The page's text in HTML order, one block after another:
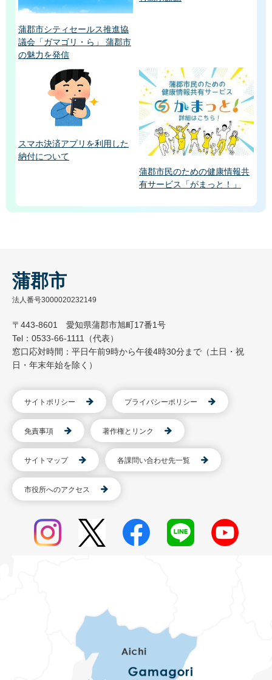
蒲郡市シティセールス推進協
議会「ガマゴリ・ら」 蒲郡市
の魅力を発信
スマホ決済アプリを利用した
納付について
蒲郡市民のための健康情報共
有サービス「がまっと！」
蒲郡市
法人番号3000020232149
〒443-8601 愛知県蒲郡市旭町17番1号
Tel：0533-66-1111（代表）
窓口応対時間：平日午前9時から午後4時30分まで（土日・祝
日・年末年始を除く）
サイトポリシー プライバシーポリシー
免責事項 著作権とリンク
サイトマップ 各課問い合わせ先一覧
市役所へのアクセス